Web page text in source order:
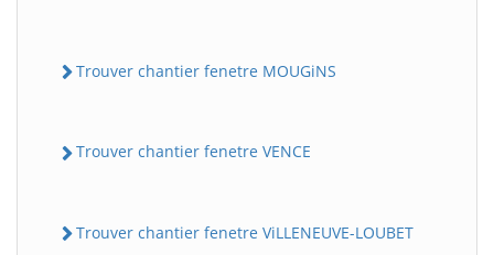
Trouver chantier fenetre MOUGiNS
Trouver chantier fenetre VENCE
Trouver chantier fenetre ViLLENEUVE-LOUBET